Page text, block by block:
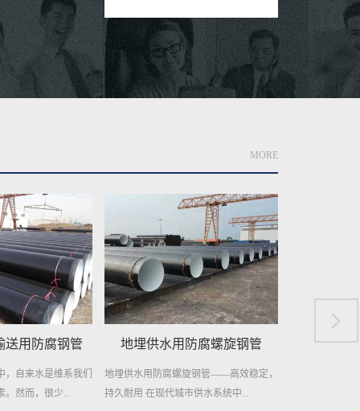
MORE
腐螺旋钢管
钢管——高效稳定，
供水系统中...
城市供水用螺旋钢管
城市供水用螺旋钢管：现代供水的坚固支
柱 在现代城市的快速发展中，...
供水